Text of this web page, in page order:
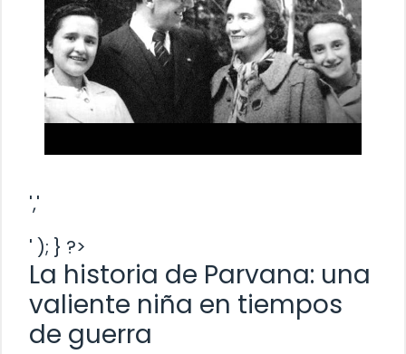
','
' ); } ?>
La historia de Parvana: una
valiente niña en tiempos
de guerra